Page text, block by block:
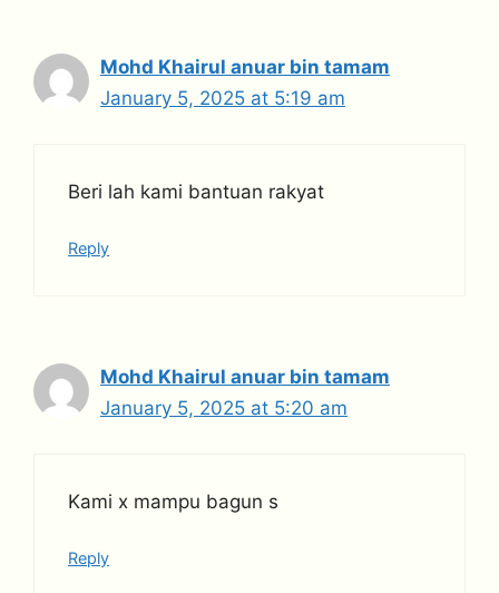
Mohd Khairul anuar bin tamam
January 5, 2025 at 5:19 am
Beri lah kami bantuan rakyat
Reply
Mohd Khairul anuar bin tamam
January 5, 2025 at 5:20 am
Kami x mampu bagun s
Reply